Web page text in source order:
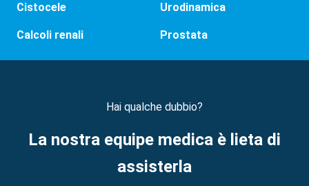
Cistocele Urodinamica
Calcoli renali Prostata
Hai qualche dubbio?
La nostra equipe medica è lieta di
assisterla